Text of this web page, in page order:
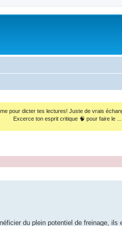
pour dicter tes lectures! Juste de vrais
Excerce ton esprit critique 🧠 pour faire le ...
du plein potentiel de freinage, ils